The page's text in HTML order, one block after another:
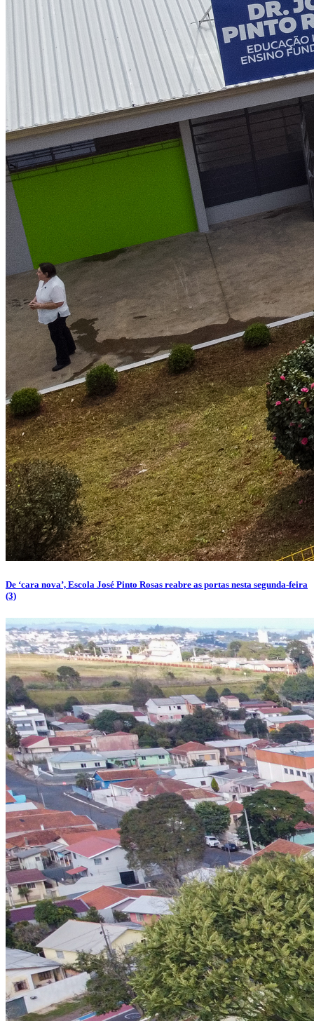
De ‘cara nova’, Escola José Pinto Rosas reabre as portas nesta segunda-feira
(3)